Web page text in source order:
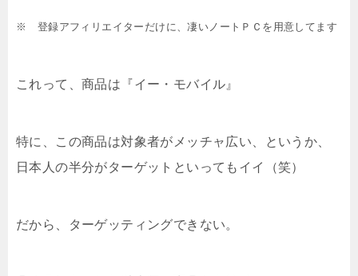
※ 登録アフィリエイターだけに、凄いノートＰＣを用意してます
これって、商品は『イー・モバイル』
特に、この商品は対象者がメッチャ広い、というか、
日本人の半分がターゲットといってもイイ（笑）
だから、ターゲッティングできない。